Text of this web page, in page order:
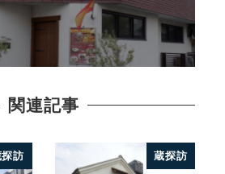
関連記事
訪 蔵探訪